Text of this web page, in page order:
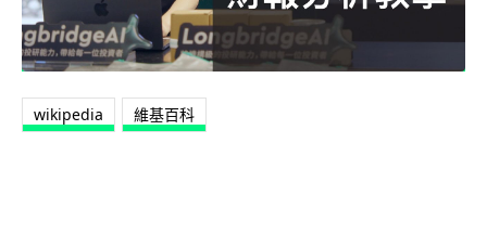
wikipedia 維基百科